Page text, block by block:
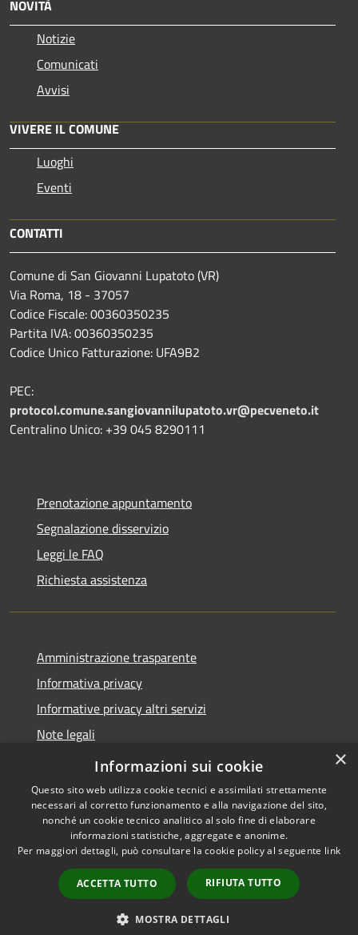
NOVITÀ
Notizie
Comunicati
Avvisi
VIVERE IL COMUNE
Luoghi
Eventi
CONTATTI
Comune di San Giovanni Lupatoto (VR)
Via Roma, 18 - 37057
Codice Fiscale: 00360350235
Partita IVA: 00360350235
Codice Unico Fatturazione: UFA9B2
PEC:
protocol.comune.sangiovannilupatoto.vr@pecveneto.it
Centralino Unico: +39 045 8290111
Prenotazione appuntamento
Segnalazione disservizio
Leggi le FAQ
Richiesta assistenza
Amministrazione trasparente
Informativa privacy
Informative privacy altri servizi
Note legali
Dichiarazione di accessibilità
Accessibilità
Copyright © 2026 • Comune di
San Giovanni Lupatoto •
Powered byMunicipium
Accesso redazione
×
Informazioni sui cookie
Questo sito web utilizza cookie tecnici e assimilati strettamente
necessari al corretto funzionamento e alla navigazione del sito,
nonché un cookie tecnico analitico al solo fine di elaborare
informazioni statistiche, aggregate e anonime.
Per maggiori dettagli, può consultare la cookie policy al seguente link
ACCETTA TUTTO RIFIUTA TUTTO
MOSTRA DETTAGLI